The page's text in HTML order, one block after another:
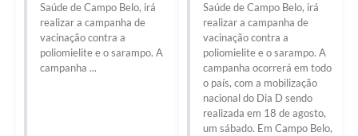
Saúde de Campo Belo, irá
realizar a campanha de
vacinação contra a
poliomielite e o sarampo. A
campanha ...
Saúde de Campo Belo, irá
realizar a campanha de
vacinação contra a
poliomielite e o sarampo. A
campanha ocorrerá em todo
o país, com a mobilização
nacional do Dia D sendo
realizada em 18 de agosto,
um sábado. Em Campo Belo,